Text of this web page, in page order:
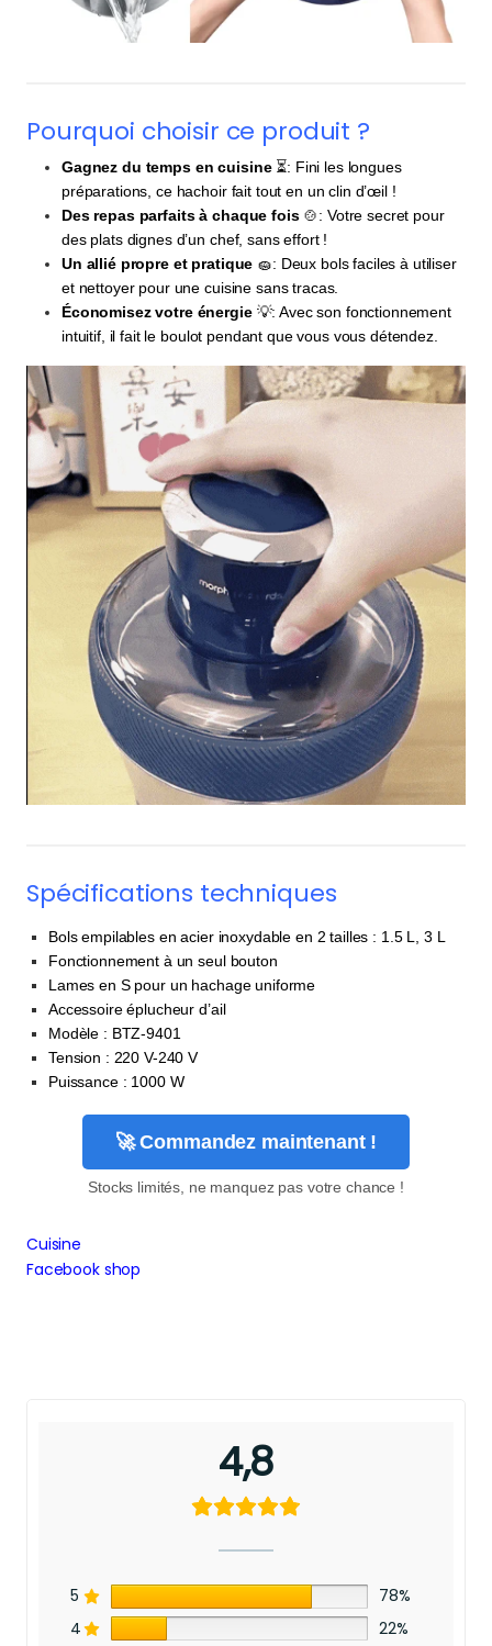
Pourquoi choisir ce produit ?
Gagnez du temps en cuisine⏳: Fini les longues
préparations, ce hachoir fait tout en un clin d’œil !
Des repas parfaits à chaque fois🍲: Votre secret pour
des plats dignes d’un chef, sans effort !
Un allié propre et pratique 🧽: Deux bols faciles à utiliser
et nettoyer pour une cuisine sans tracas.
Économisez votre énergie💡: Avec son fonctionnement
intuitif, il fait le boulot pendant que vous vous détendez.
Spécifications techniques
Bols empilables en acier inoxydable en 2 tailles : 1.5 L, 3 L
Fonctionnement à un seul bouton
Lames en S pour un hachage uniforme
Accessoire éplucheur d’ail
Modèle : BTZ-9401
Tension : 220 V-240 V
Puissance : 1000 W
🚀 Commandez maintenant !
Stocks limités, ne manquez pas votre chance !
Cuisine
Facebook shop
4,8
5
78%
4
22%